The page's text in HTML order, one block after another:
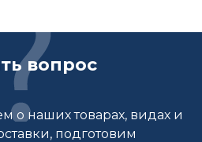
вопрос
о наших товарах, видах и
подготовим